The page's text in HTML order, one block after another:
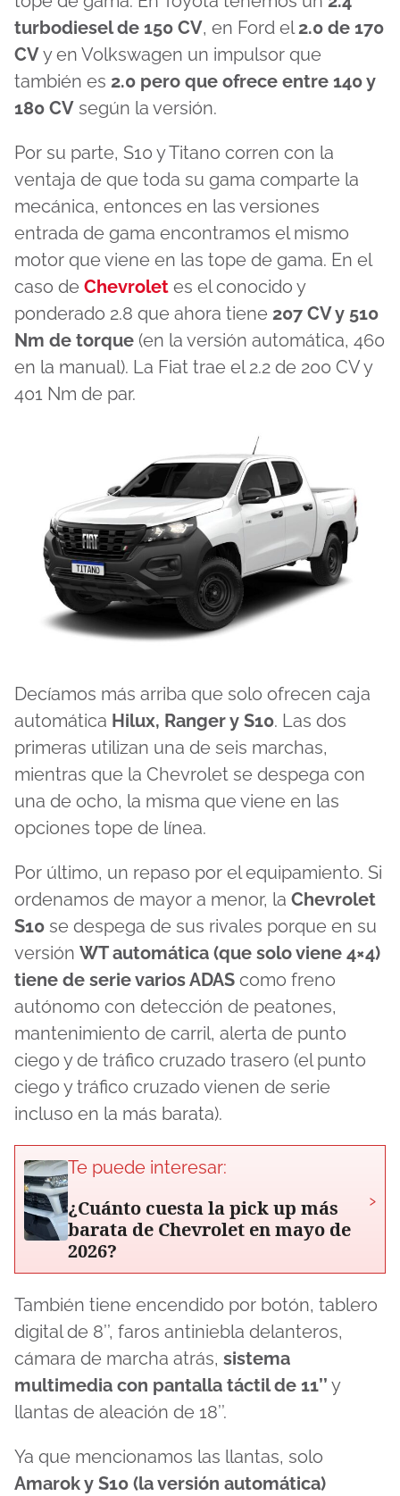
turbodiesel de 150 CV, en Ford el 2.0 de 170
CVy en Volkswagen un impulsor que
también es 2.0 pero que ofrece entre 140 y
180 CV según la versión.
Por su parte, S10 y Titano corren con la
ventaja de que toda su gama comparte la
mecánica, entonces en las versiones
entrada de gama encontramos el mismo
motor que viene en las tope de gama. En el
caso de Chevrolet es el conocido y
ponderado 2.8 que ahora tiene 207 CV y 510
Nm de torque (en la versión automática, 460
en la manual). La Fiat trae el 2.2 de 200 CV y
401 Nm de par.
Decíamos más arriba que solo ofrecen caja
automática Hilux, Ranger y S10. Las dos
primeras utilizan una de seis marchas,
mientras que la Chevrolet se despega con
una de ocho, la misma que viene en las
opciones tope de línea.
Por último, un repaso por el equipamiento. Si
ordenamos de mayor a menor, la Chevrolet
S10 se despega de sus rivales porque en su
versión WT automática (que solo viene 4×4)
tiene de serie varios ADAS como freno
autónomo con detección de peatones,
mantenimiento de carril, alerta de punto
ciego y de tráfico cruzado trasero (el punto
ciego y tráfico cruzado vienen de serie
incluso en la más barata).
Te puede interesar:
¿Cuánto cuesta la pick up más
barata de Chevrolet en mayo de
2026?
›
También tiene encendido por botón, tablero
digital de 8’’, faros antiniebla delanteros,
cámara de marcha atrás, sistema
multimedia con pantalla táctil de 11’’ y
llantas de aleación de 18’’.
Ya que mencionamos las llantas, solo
Amarok y S10 (la versión automática)